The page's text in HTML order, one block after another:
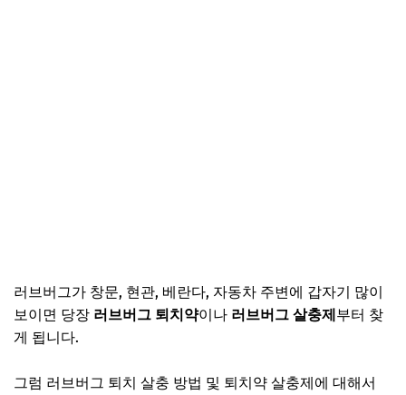
러브버그가 창문, 현관, 베란다, 자동차 주변에 갑자기 많이
보이면 당장 러브버그 퇴치약이나 러브버그 살충제부터 찾
게 됩니다.
그럼 러브버그 퇴치 살충 방법 및 퇴치약 살충제에 대해서